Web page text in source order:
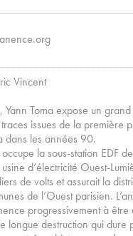
Vincent
Yann Toma expose un
issues de la première
dans les années 90.
la sous-station EDF
d’électricité Ouest-
de volts et assurait la
de l’Ouest parisien.
progressivement à être
longue destruction qui dure